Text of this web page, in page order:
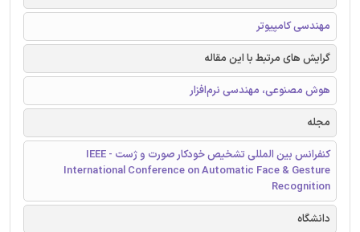
مهندسی کامپیوتر
گرایش های مرتبط با این مقاله
هوش مصنوعی، مهندسی نرم‌افزار
مجله
کنفرانس بین المللی تشخیص خودکار صورت و ژست - IEEE
International Conference on Automatic Face & Gesture
Recognition
دانشگاه